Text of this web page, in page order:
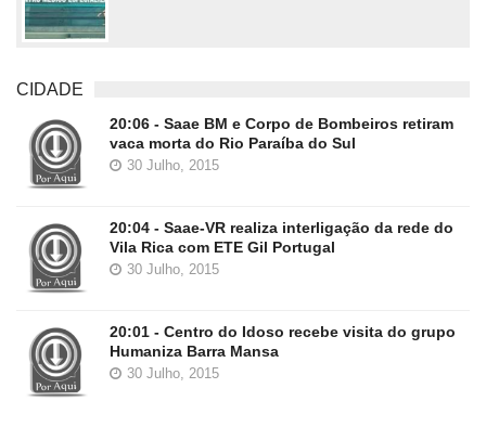
CIDADE
20:06 - Saae BM e Corpo de Bombeiros retiram
vaca morta do Rio Paraíba do Sul
30 Julho, 2015
20:04 - Saae-VR realiza interligação da rede do
Vila Rica com ETE Gil Portugal
30 Julho, 2015
20:01 - Centro do Idoso recebe visita do grupo
Humaniza Barra Mansa
30 Julho, 2015